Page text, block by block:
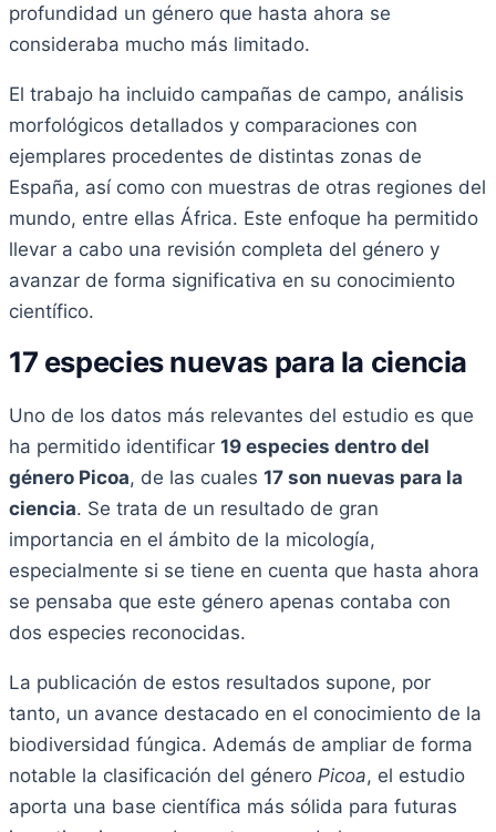
profundidad un género que hasta ahora se
consideraba mucho más limitado.
El trabajo ha incluido campañas de campo, análisis
morfológicos detallados y comparaciones con
ejemplares procedentes de distintas zonas de
España, así como con muestras de otras regiones del
mundo, entre ellas África. Este enfoque ha permitido
llevar a cabo una revisión completa del género y
avanzar de forma significativa en su conocimiento
científico.
17 especies nuevas para la ciencia
Uno de los datos más relevantes del estudio es que
ha permitido identificar 19 especies dentro del
género Picoa, de las cuales 17 son nuevas para la
ciencia. Se trata de un resultado de gran
importancia en el ámbito de la micología,
especialmente si se tiene en cuenta que hasta ahora
se pensaba que este género apenas contaba con
dos especies reconocidas.
La publicación de estos resultados supone, por
tanto, un avance destacado en el conocimiento de la
biodiversidad fúngica. Además de ampliar de forma
notable la clasificación del género Picoa, el estudio
aporta una base científica más sólida para futuras